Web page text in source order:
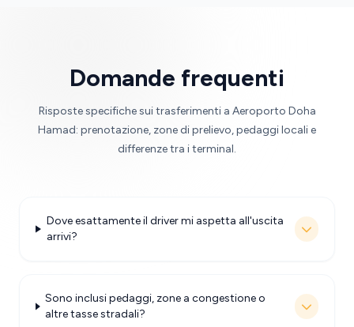
Domande frequenti
Risposte specifiche sui trasferimenti a Aeroporto Doha
Hamad: prenotazione, zone di prelievo, pedaggi locali e
differenze tra i terminal.
Dove esattamente il driver mi aspetta all'uscita
arrivi?
Sono inclusi pedaggi, zone a congestione o
altre tasse stradali?